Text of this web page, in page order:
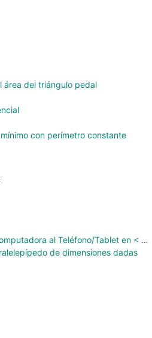
área del triángulo pedal
con perímetro constante
GeoGebra 3D: Desde la Computadora al Teléfono/Tablet en < 2 MIN
de dimensiones dadas